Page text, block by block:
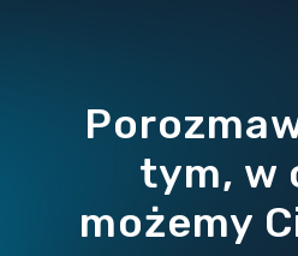
tym, w
możemy